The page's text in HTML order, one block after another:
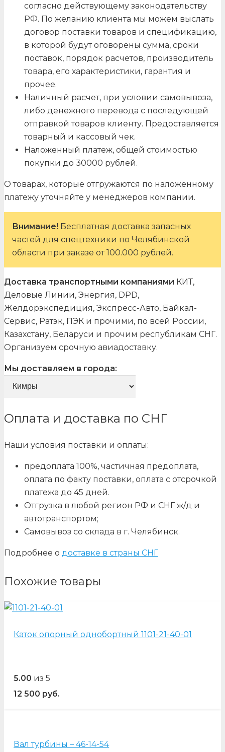
согласно действующему законодательству
РФ. По желанию клиента мы можем выслать
договор поставки товаров и спецификацию,
в которой будут оговорены сумма, сроки
поставок, порядок расчетов, производитель
товара, его характеристики, гарантия и
прочее.
Наличный расчет, при условии самовывоза,
либо денежного перевода с последующей
отправкой товаров клиенту. Предоставляется
товарный и кассовый чек.
Наложенный платеж, общей стоимостью
покупки до 30000 рублей.
О товарах, которые отгружаются по наложенному
платежу уточняйте у менеджеров компании.
Внимание! Бесплатная доставка запасных
частей для спецтехники по Челябинской
области при заказе от 100.000 рублей.
Доставка транспортными компаниями КИТ,
Деловые Линии, Энергия, DPD,
Желдорэкспедиция, Экспресс-Авто, Байкал-
Сервис, Ратэк, ПЭК и прочими, по всей России,
Казахстану, Беларуси и прочим республикам СНГ.
Организуем срочную авиадоставку.
Мы доставляем в города:
Оплата и доставка по СНГ
Наши условия поставки и оплаты:
предоплата 100%, частичная предоплата,
оплата по факту поставки, оплата с отсрочкой
платежа до 45 дней.
Отгрузка в любой регион РФ и СНГ ж/д и
автотранспортом;
Самовывоз со склада в г. Челябинск.
Подробнее о доставке в страны СНГ
Похожие товары
Каток опорный однобортный 1101-21-40-01
5.00 из 5
12 500 руб.
Вал турбины – 46-14-54